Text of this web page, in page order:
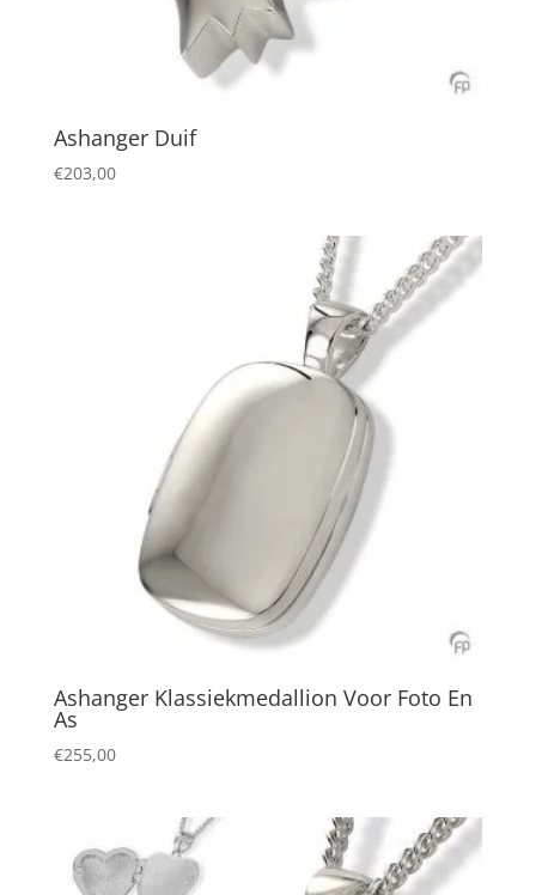
Ashanger Duif
€203,00
Ashanger Klassiekmedallion Voor Foto En
As
€255,00